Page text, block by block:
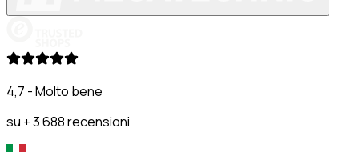
4,7 - Molto bene
su + 3 688 recensioni